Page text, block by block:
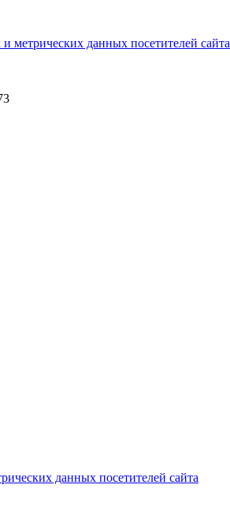
метрических данных посетителей сайта
данных посетителей сайта